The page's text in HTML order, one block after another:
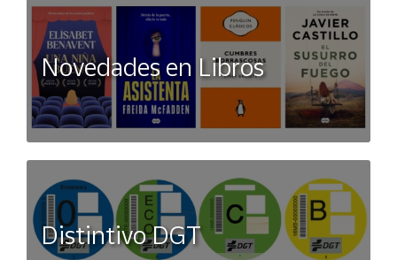
Novedades en Libros
Distintivo DGT